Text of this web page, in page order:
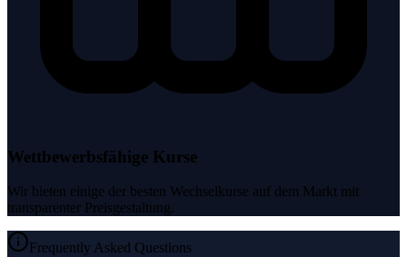
Wettbewerbsfähige Kurse
Wir bieten einige der besten Wechselkurse auf dem Markt mit
transparenter Preisgestaltung.
Frequently Asked Questions